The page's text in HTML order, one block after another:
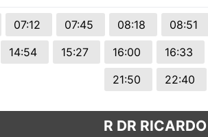
07:12 07:45 08:18 08:51
14:54 15:27 16:00 16:33
21:50
22:40
R DR RICARDO